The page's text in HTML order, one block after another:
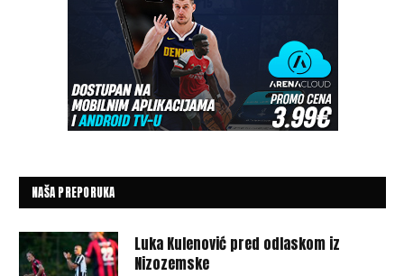
NAŠA PREPORUKA
Luka Kulenović pred odlaskom iz
Nizozemske